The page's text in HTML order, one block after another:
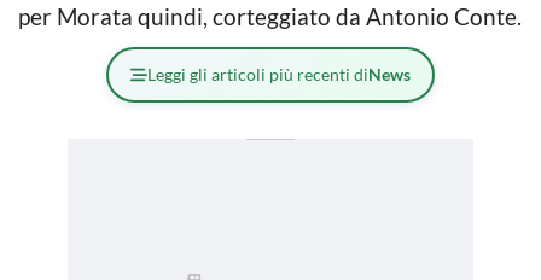
per Morata quindi, corteggiato da Antonio Conte.
Leggi gli articoli più recenti diNews